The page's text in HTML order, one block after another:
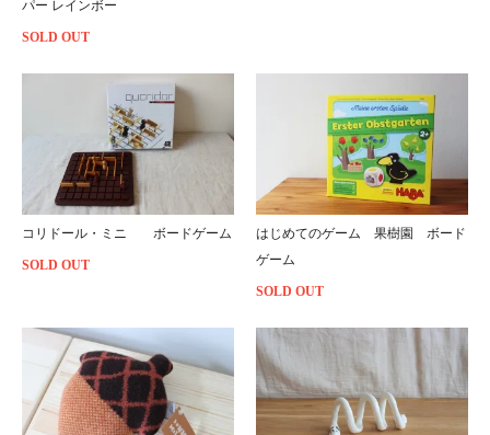
パー レインボー
SOLD OUT
コリドール・ミニ ボードゲーム
SOLD OUT
はじめてのゲーム 果樹園 ボード
ゲーム
SOLD OUT